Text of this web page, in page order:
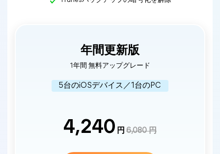
年間更新版
1年間 無料アップグレード
5台のiOSデバイス／1台のPC
4,240 円 6,080 円